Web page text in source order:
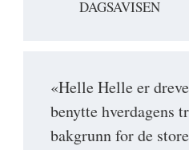
DAGSAVISEN
«Helle Helle er
benytte hverdagens
bakgrunn for de